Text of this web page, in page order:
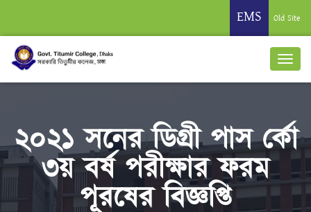
EMS Old Site
২০২১ সনের ডিগ্রী পাস র্কো
৩য় বর্ষ পরীক্ষার ফরম
পূরষের বিজ্ঞপ্তি